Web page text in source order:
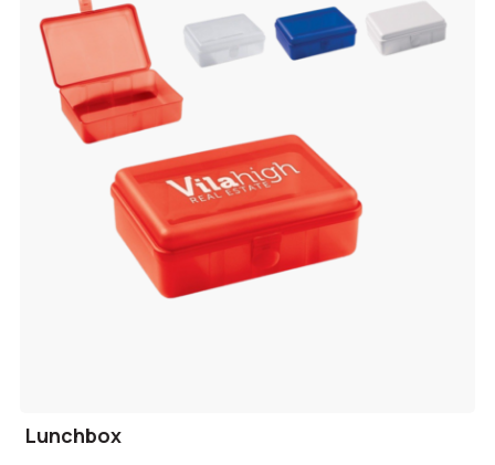
Lunchbox